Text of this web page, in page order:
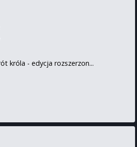
króla - edycja rozszerzon...